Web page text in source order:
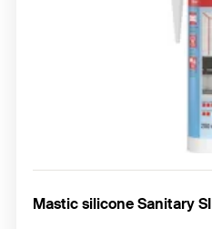
Mastic silicone Sanitary SI